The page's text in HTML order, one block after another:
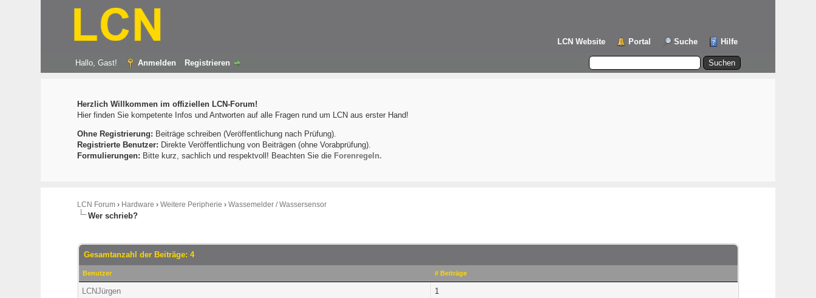
LCN Website Portal Suche Hilfe
Hallo, Gast! Anmelden Registrieren
Herzlich Willkommen im offiziellen LCN-Forum!
Hier finden Sie kompetente Infos und Antworten auf alle Fragen rund um LCN aus erster Hand!
Ohne Registrierung: Beiträge schreiben (Veröffentlichung nach Prüfung).
Registrierte Benutzer: Direkte Veröffentlichung von Beiträgen (ohne Vorabprüfung).
Formulierungen: Bitte kurz, sachlich und respektvoll! Beachten Sie die Forenregeln.
LCN Forum › Hardware ›Weitere Peripherie ›Wassemelder / Wassersensor
Wer schrieb?
Gesamtanzahl der Beiträge: 4
Benutzer # Beiträge
LCNJürgen
1